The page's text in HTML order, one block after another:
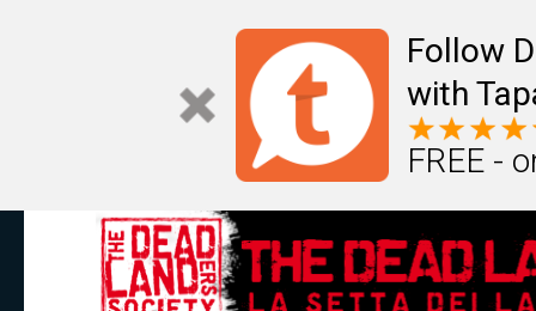
Follow
with
FREE -